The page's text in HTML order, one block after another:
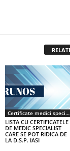
Certificate medici specialiști / primari
LISTA CU CERTIFICATELE
DE MEDIC SPECIALIST
CARE SE POT RIDICA DE
LA D.S.P. IASI